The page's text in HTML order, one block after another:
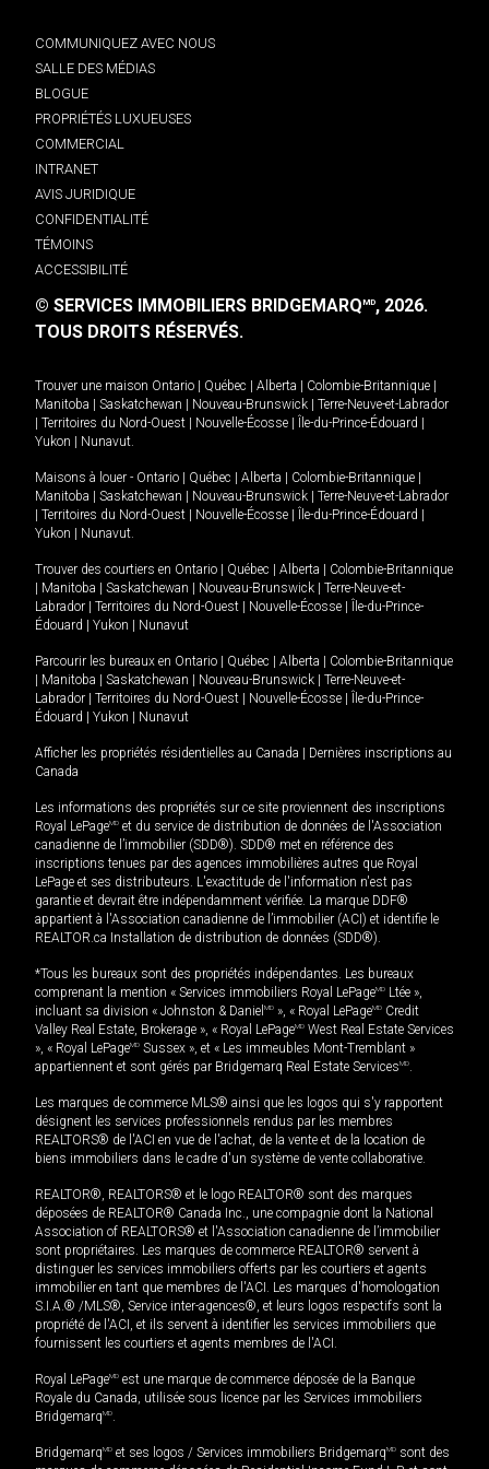
COMMUNIQUEZ AVEC NOUS
SALLE DES MÉDIAS
BLOGUE
PROPRIÉTÉS LUXUEUSES
COMMERCIAL
INTRANET
AVIS JURIDIQUE
CONFIDENTIALITÉ
TÉMOINS
ACCESSIBILITÉ
© SERVICES IMMOBILIERS BRIDGEMARQMD, 2026.
TOUS DROITS RÉSERVÉS.
Trouver une maison Ontario Québec Alberta Colombie-Britannique
Manitoba
Saskatchewan Nouveau-Brunswick
Terre-Neuve-et-Labrador
Territoires du Nord-Ouest Nouvelle-Écosse Île-du-Prince-Édouard
Yukon
Nunavut.
Maisons à louer - Ontario Québec Alberta Colombie-Britannique
Manitoba
Saskatchewan Nouveau-Brunswick
Terre-Neuve-et-Labrador
Territoires du Nord-Ouest Nouvelle-Écosse Île-du-Prince-Édouard
Yukon
Nunavut.
Trouver des courtiers en Ontario Québec Alberta
Colombie-Britannique
Manitoba Saskatchewan Nouveau-Brunswick
Terre-Neuve-et-
Labrador
Territoires du Nord-Ouest Nouvelle-Écosse
Île-du-Prince-
Édouard
Yukon Nunavut
Parcourir les bureaux en Ontario Québec Alberta
Colombie-Britannique
Manitoba Saskatchewan Nouveau-Brunswick
Terre-Neuve-et-
Labrador
Territoires du Nord-Ouest Nouvelle-Écosse
Île-du-Prince-
Édouard
Yukon Nunavut
Afficher les propriétés résidentielles au Canada
Dernières inscriptions au
Canada
Les informations des propriétés sur ce site proviennent des inscriptions
Royal LePageMD et du service de distribution de données de l'Association
canadienne de l’immobilier (SDD®). SDD® met en référence des
inscriptions tenues par des agences immobilières autres que Royal
LePage et ses distributeurs. L'exactitude de l'information n'est pas
garantie et devrait être indépendamment vérifiée. La marque DDF®
appartient à l'Association canadienne de l’immobilier (ACI) et identifie le
REALTOR.ca Installation de distribution de données (SDD®).
*Tous les bureaux sont des propriétés indépendantes. Les bureaux
comprenant la mention « Services immobiliers Royal LePageMD Ltée »,
incluant sa division « Johnston & Daniel MD », « Royal LePageMD Credit
Valley Real Estate, Brokerage », « Royal LePageMD West Real Estate Services
», « Royal LePageMD Sussex », et « Les immeubles Mont-Tremblant »
appartiennent et sont gérés par Bridgemarq Real Estate ServicesMD.
Les marques de commerce MLS® ainsi que les logos qui s'y rapportent
désignent les services professionnels rendus par les membres
REALTORS® de l'ACI en vue de l'achat, de la vente et de la location de
biens immobiliers dans le cadre d'un système de vente collaborative.
REALTOR®, REALTORS® et le logo REALTOR® sont des marques
déposées de REALTOR® Canada Inc., une compagnie dont la National
Association of REALTORS® et l'Association canadienne de l’immobilier
sont propriétaires. Les marques de commerce REALTOR® servent à
distinguer les services immobiliers offerts par les courtiers et agents
immobilier en tant que membres de l'ACI. Les marques d'homologation
S.I.A.® /MLS®, Service inter-agences®, et leurs logos respectifs sont la
propriété de l'ACI, et ils servent à identifier les services immobiliers que
fournissent les courtiers et agents membres de l'ACI.
Royal LePageMD est une marque de commerce déposée de la Banque
Royale du Canada, utilisée sous licence par les Services immobiliers
BridgemarqMD.
BridgemarqMD et ses logos / Services immobiliers BridgemarqMD sont des